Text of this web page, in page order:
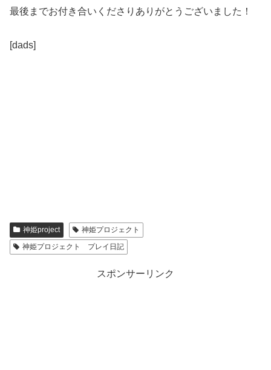
最後までお付き合いくださりありがとうございました！
[dads]
神姫project
神姫プロジェクト
神姫プロジェクト プレイ日記
スポンサーリンク